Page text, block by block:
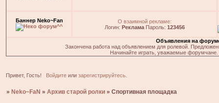
Баннер Neko~Fan
О взаимной рекламе:
Логин: РекламаПароль: 123456
Объявления на
Закончена работа над объявлением для ролевой.
Начинайте играть, уважаемые
Привет, Гость! Войдитеили зарегистрируйтесь.
» Neko~FaN »Архив старой ролки »Спортивная площадка